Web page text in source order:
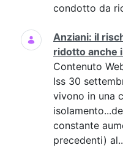
condotto da
Anziani: il
ridotto anche
Contenuto
Iss 30
vivono in una
constante
precedenti)